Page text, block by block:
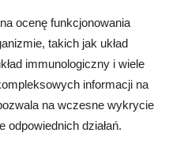
ocenę funkcjonowania
takich jak układ
immunologiczny i wiele
informacji na
na wczesne wykrycie
odpowiednich działań.